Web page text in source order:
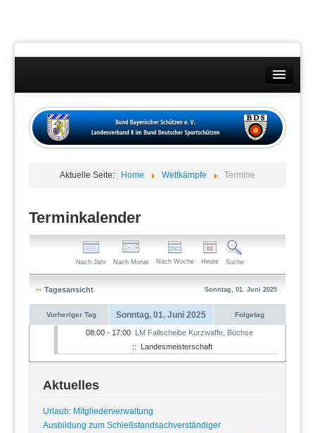
Wettkämpfe
Datenschutzübersicht
Aktuelle Seite: Home Wettkämpfe Termine
Terminkalender
Nach Jahr Nach Monat Nach Woche Heute Suche
Tagesansicht Sonntag, 01. Juni 2025
Vorheriger Tag Sonntag, 01. Juni 2025 Folgetag
08:00 - 17:00 LM Fallscheibe Kurzwaffe, Büchse
:: Landesmeisterschaft
Aktuelles
Urlaub: Mitgliederverwaltung
Ausbildung zum Schießstandsachverständiger